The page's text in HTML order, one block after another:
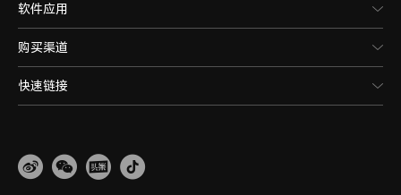
软件应用
购买渠道
快速链接